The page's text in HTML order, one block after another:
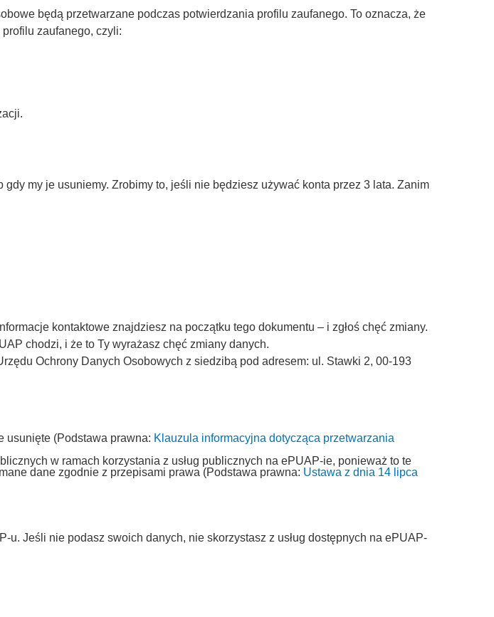
będą przetwarzane podczas potwierdzania profilu zaufanego. To oznacza, że
zaufanego, czyli:
my je usuniemy. Zrobimy to, jeśli nie będziesz używać konta przez 3 lata. Zanim
kontaktowe znajdziesz na początku tego dokumentu – i zgłoś chęć zmiany.
chodzi, i że to Ty wyrażasz chęć zmiany danych.
Ochrony Danych Osobowych z siedzibą pod adresem: ul. Stawki 2, 00-193
usunięte (Podstawa prawna: Klauzula informacyjna dotycząca przetwarzania
w ramach korzystania z usług publicznych na ePUAP-ie, ponieważ to te
dane zgodnie z przepisami prawa (Podstawa prawna: Ustawa z dnia 14 lipca
Jeśli nie podasz swoich danych, nie skorzystasz z usług dostępnych na ePUAP-